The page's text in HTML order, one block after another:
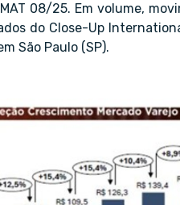
08/25. Em volume,
do Close-Up
São Paulo (SP).